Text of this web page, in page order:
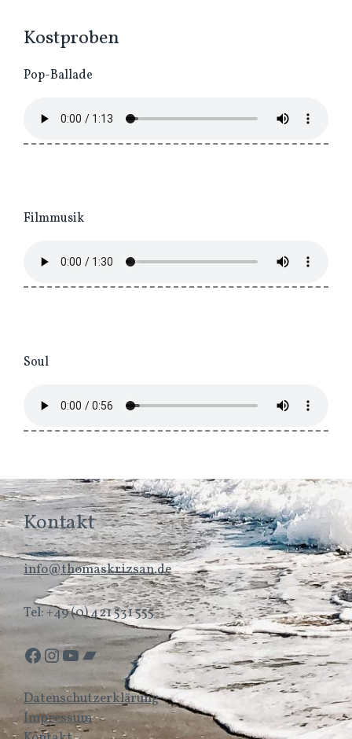
Kostproben
Pop-Ballade
Filmmusik
Soul
Kontakt
info@thomaskrizsan.de
Tel: +49 (0) 421 531 555
Facebook InstagramYouTube Bandcamp
Datenschutzerklärung
Impressum